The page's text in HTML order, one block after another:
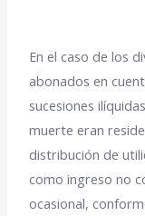
En el caso de los
abonados en
sucesiones
muerte eran
distribución de
como ingreso no
ocasional,